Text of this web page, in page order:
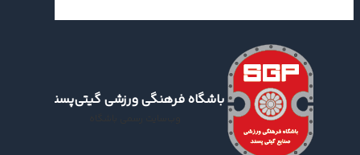
باشگاه فرهنگی ورزشی گیتی‌پسند